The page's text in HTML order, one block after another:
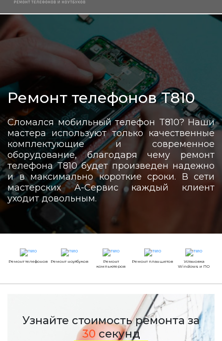
Ремонт телефонов T810
Сломался мобильный телефон T810? Наши
мастера используют только качественные
комплектующие и современное
оборудование, благодаря чему ремонт
телефона T810 будет произведен надежно
и в максимально короткие сроки. В сети
мастерских А-Сервис каждый клиент
уходит довольным.
Ремонт телефонов Ремонт ноутбуков
Ремонт
компьютеров
Ремонт планшетов
Установка
Windows и ПО
Узнайте стоимость ремонта за
30 секунд